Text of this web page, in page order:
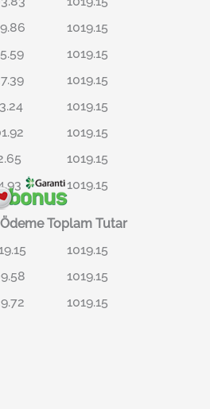
1019.15
1019.15
1019.15
1019.15
1019.15
1019.15
1019.15
Toplam Tutar
1019.15
1019.15
1019.15